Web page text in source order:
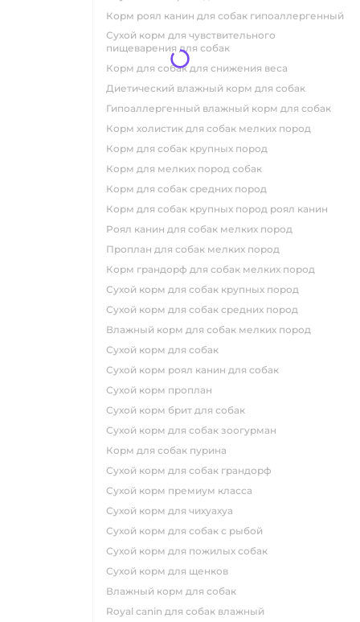
корм роял канин для собак гипоаллергенный
сухой корм для чувствительного
пищеварения для собак
корм для собак для снижения веса
диетический влажный корм для собак
гипоаллергенный влажный корм для собак
корм холистик для собак мелких пород
корм для собак крупных пород
корм для мелких пород собак
корм для собак средних пород
корм для собак крупных пород роял канин
роял канин для собак мелких пород
проплан для собак мелких пород
корм грандорф для собак мелких пород
сухой корм для собак крупных пород
сухой корм для собак средних пород
влажный корм для собак мелких пород
сухой корм для собак
сухой корм роял канин для собак
сухой корм проплан
сухой корм брит для собак
сухой корм для собак зоогурман
корм для собак пурина
сухой корм для собак грандорф
сухой корм премиум класса
сухой корм для чихуахуа
сухой корм для собак с рыбой
сухой корм для пожилых собак
сухой корм для щенков
влажный корм для собак
royal canin для собак влажный